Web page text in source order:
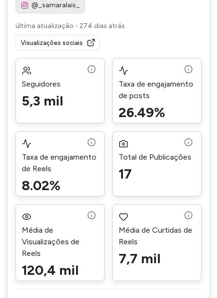
@_samaralais_
última atualização - 274 dias atrás
Visualizações sociais
Seguidores
5,3 mil
Taxa de engajamento
de posts
26.49%
Taxa de engajamento
de Reels
8.02%
Total de Publicações
17
Média de
Visualizações de
Reels
120,4 mil
Média de Curtidas de
Reels
7,7 mil